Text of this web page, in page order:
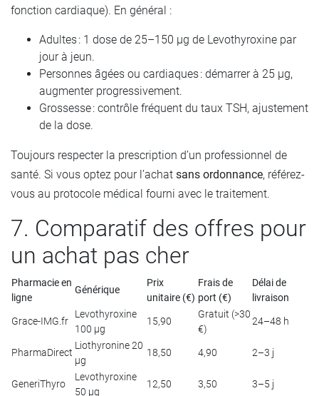
fonction cardiaque). En général :
Adultes : 1 dose de 25–150 µg de Levothyroxine par
jour à jeun.
Personnes âgées ou cardiaques : démarrer à 25 µg,
augmenter progressivement.
Grossesse : contrôle fréquent du taux TSH, ajustement
de la dose.
Toujours respecter la prescription d’un professionnel de
santé. Si vous optez pour l’achat sans ordonnance, référez-
vous au protocole médical fourni avec le traitement.
7. Comparatif des offres pour
un achat pas cher
Pharmacie en
ligne
Générique
Prix
unitaire (€)
Frais de
port (€)
Délai de
livraison
Grace-IMG.fr
Levothyroxine
100 µg
15,90
Gratuit (>30
€)
24–48 h
PharmaDirect
Liothyronine 20
µg
18,50 4,90 2–3 j
GeneriThyro
Levothyroxine
50 µg
12,50 3,50 3–5 j